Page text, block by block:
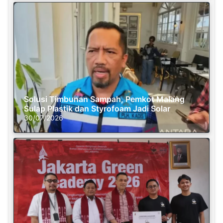
Solusi Timbunan Sampah, Pemkot Malang
Sulap Plastik dan Styrofoam Jadi Solar
30/07/2026